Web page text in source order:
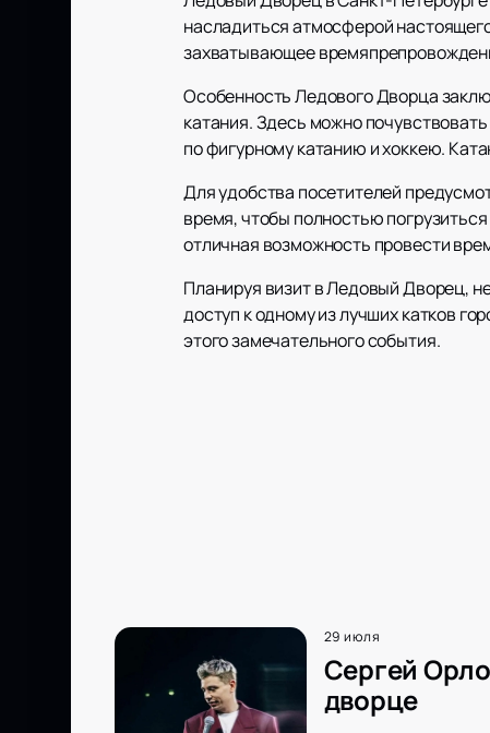
насладиться атмосферой
захватывающее
Особенность Ледового Дворца
катания. Здесь можно
по фигурному катанию и хоккею.
Для удобства посетителей
время, чтобы полностью
отличная возможность провести
Планируя визит в Ледовый Дворец,
доступ к одному из лучших катков
этого замечательного события.
29 июля
Сергей
дворце